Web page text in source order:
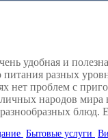
удобная и
питания разных
нет проблем с
народов
Бытовые услуги